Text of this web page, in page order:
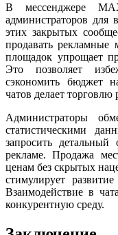
В мессенджере
администраторов для
этих закрытых
продавать рекламные
площадок упрощает
Это позволяет
сэкономить бюджет
чатов делает
Администраторы
статистическими
запросить
рекламе. Продажа
ценам без скрытых
стимулирует
Взаимодействие в
конкурентную среду.